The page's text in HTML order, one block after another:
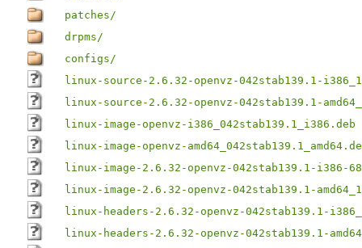
patches/
drpms/
configs/
linux-source-2.6.32-openvz-042stab139.1-
linux-source-2.6.32-openvz-042stab139.1-
linux-image-openvz-i386_042stab139.1_i386.deb
linux-image-openvz-
linux-image-2.6.32-openvz-042stab139.1-i386-
linux-image-2.6.32-openvz-042stab139.1-
linux-headers-2.6.32-openvz-042stab139.1-
linux-headers-2.6.32-openvz-042stab139.1-